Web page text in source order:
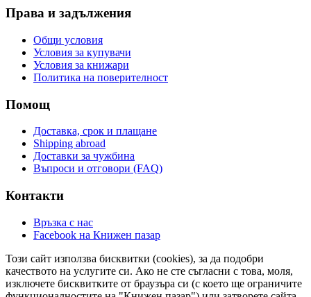
Права и задължения
Общи условия
Условия за купувачи
Условия за книжари
Политика на поверителност
Помощ
Доставка, срок и плащане
Shipping abroad
Доставки за чужбина
Въпроси и отговори (FAQ)
Контакти
Връзка с нас
Facebook на Книжен пазар
Този сайт използва бисквитки (cookies), за да подобри
качеството на услугите си. Ако не сте съгласни с това, моля,
изключете бисквитките от браузъра си (с което ще ограничите